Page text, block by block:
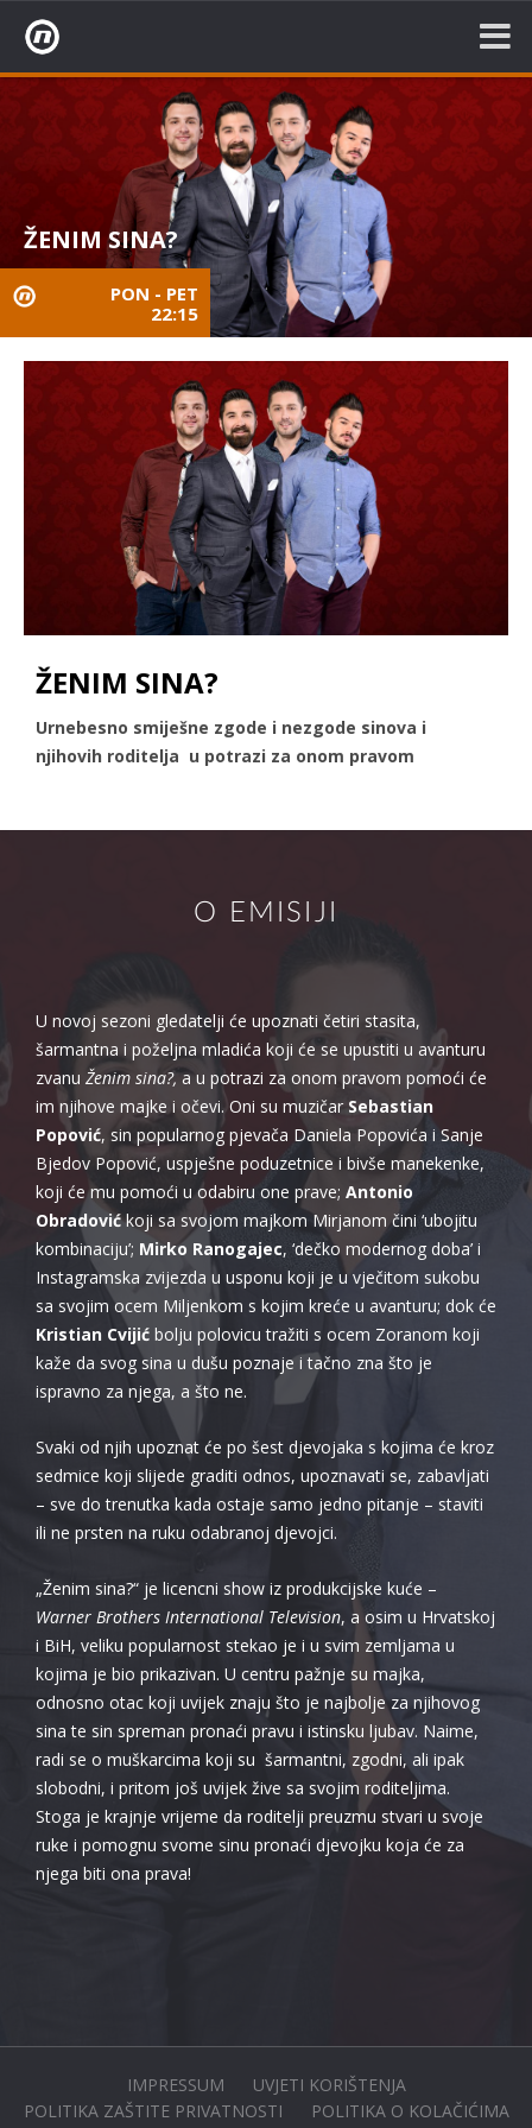
ŽENIM SINA?
PON - PET
22:15
ŽENIM SINA?
Urnebesno smiješne zgode i nezgode sinova i
njihovih roditelja u potrazi za onom pravom
O EMISIJI
U novoj sezoni gledatelji će upoznati četiri stasita,
šarmantna i poželjna mladića koji će se upustiti u avanturu
zvanu Ženim sina?,a u potrazi za onom pravom pomoći će
im njihove majke i očevi. Oni su muzičar Sebastian
Popović, sin popularnog pjevača Daniela Popovića i Sanje
Bjedov Popović, uspješne poduzetnice i bivše manekenke,
koji će mu pomoći u odabiru one prave; Antonio
Obradovićkoji sa svojom majkom Mirjanom čini ‘ubojitu
kombinaciju’; Mirko Ranogajec, ‘dečko modernog doba’ i
Instagramska zvijezda u usponu koji je u vječitom sukobu
sa svojim ocem Miljenkom s kojim kreće u avanturu; dok će
Kristian Cvijić bolju polovicu tražiti s ocem Zoranom koji
kaže da svog sina u dušu poznaje i tačno zna što je
ispravno za njega, a što ne.
Svaki od njih upoznat će po šest djevojaka s kojima će kroz
sedmice koji slijede graditi odnos, upoznavati se, zabavljati
– sve do trenutka kada ostaje samo jedno pitanje – staviti
ili ne prsten na ruku odabranoj djevojci.
„Ženim sina?“ je licencni show iz produkcijske kuće –
Warner Brothers International Television, a osim u Hrvatskoj
i BiH, veliku popularnost stekao je i u svim zemljama u
kojima je bio prikazivan. U centru pažnje su majka,
odnosno otac koji uvijek znaju što je najbolje za njihovog
sina te sin spreman pronaći pravu i istinsku ljubav. Naime,
radi se o muškarcima koji su šarmantni, zgodni, ali ipak
slobodni, i pritom još uvijek žive sa svojim roditeljima.
Stoga je krajnje vrijeme da roditelji preuzmu stvari u svoje
ruke i pomognu svome sinu pronaći djevojku koja će za
njega biti ona prava!
IMPRESSUM
UVJETI KORIŠTENJA
POLITIKA ZAŠTITE PRIVATNOSTI
POLITIKA O KOLAČIĆIMA